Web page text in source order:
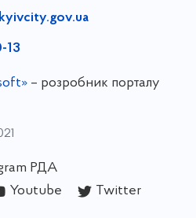
13
– розробник порталу
РДА
Youtube
Twitter